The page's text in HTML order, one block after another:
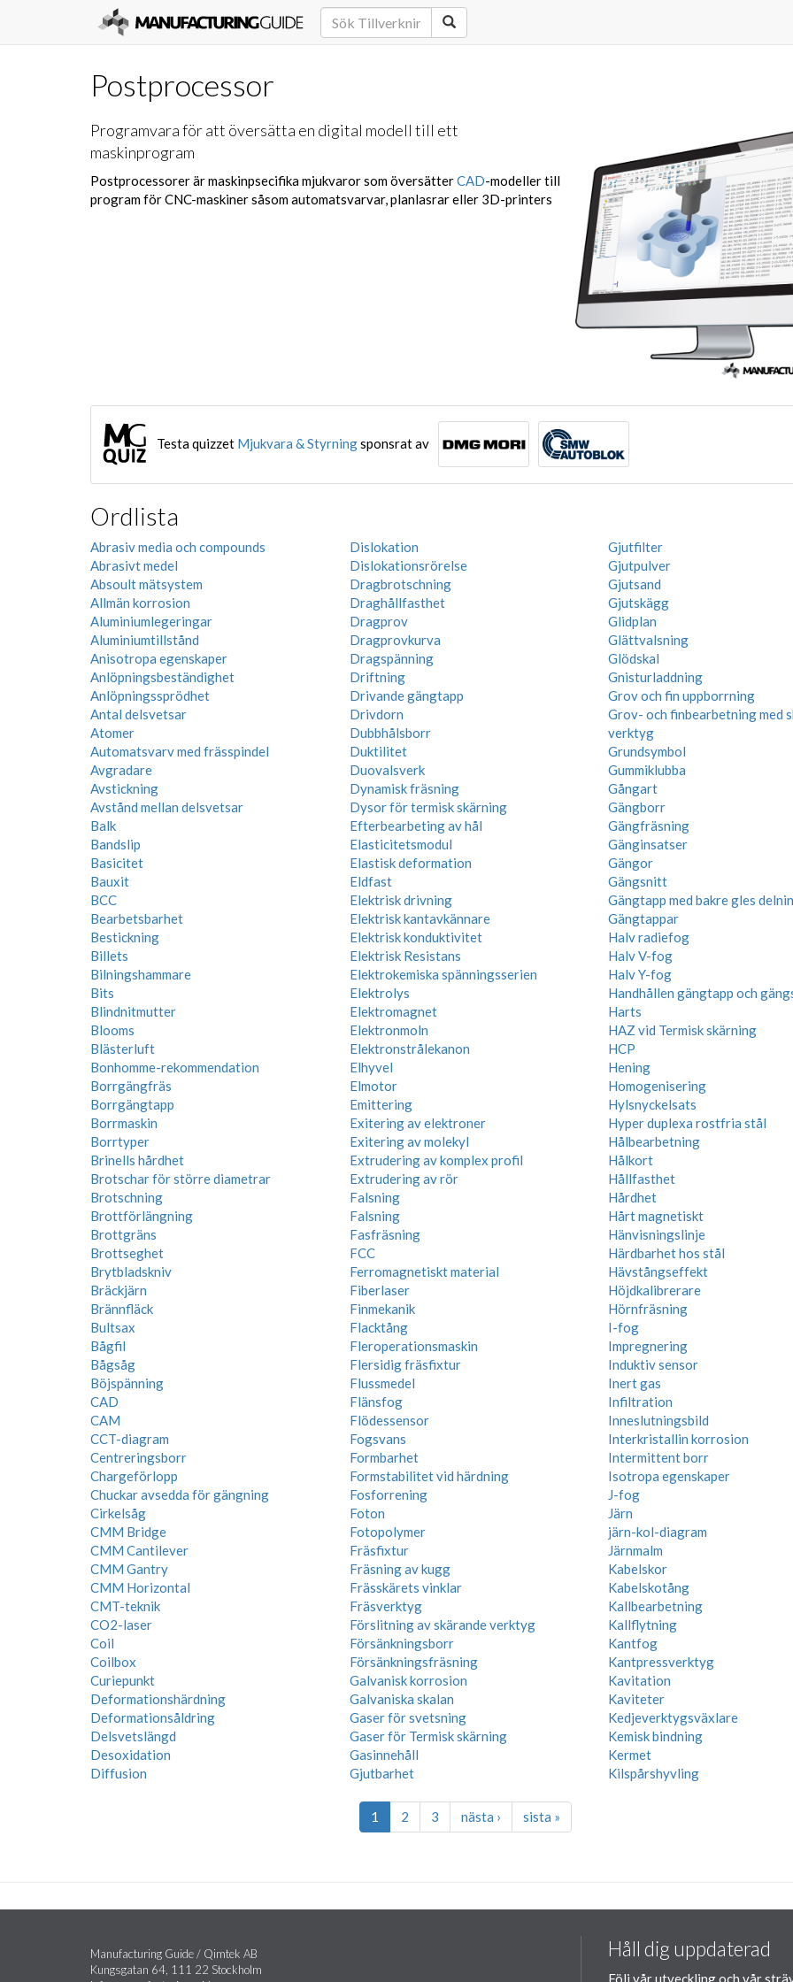
Postprocessor
Programvara för att översätta en digital modell till ett
maskinprogram
Postprocessorer är maskinpsecifika mjukvaror som översätterCAD-modeller till
program för CNC-maskiner såsom automatsvarvar, planlasrar eller 3D-printers
Testa quizzet Mjukvara & Styrningsponsrat av
Ordlista
Abrasiv media och compounds
Abrasivt medel
Absoult mätsystem
Allmän korrosion
Aluminiumlegeringar
Aluminiumtillstånd
Anisotropa egenskaper
Anlöpningsbeständighet
Anlöpningssprödhet
Antal delsvetsar
Atomer
Automatsvarv med frässpindel
Avgradare
Avstickning
Avstånd mellan delsvetsar
Balk
Bandslip
Basicitet
Bauxit
BCC
Bearbetsbarhet
Bestickning
Billets
Bilningshammare
Bits
Blindnitmutter
Blooms
Blästerluft
Bonhomme-rekommendation
Borrgängfräs
Borrgängtapp
Borrmaskin
Borrtyper
Brinells hårdhet
Brotschar för större diametrar
Brotschning
Brottförlängning
Brottgräns
Brottseghet
Brytbladskniv
Bräckjärn
Brännfläck
Bultsax
Bågfil
Bågsåg
Böjspänning
CAD
CAM
CCT-diagram
Centreringsborr
Chargeförlopp
Chuckar avsedda för gängning
Cirkelsåg
CMM Bridge
CMM Cantilever
CMM Gantry
CMM Horizontal
CMT-teknik
CO2-laser
Coil
Coilbox
Curiepunkt
Deformationshärdning
Deformationsåldring
Delsvetslängd
Desoxidation
Diffusion
Dislokation
Dislokationsrörelse
Dragbrotschning
Draghållfasthet
Dragprov
Dragprovkurva
Dragspänning
Driftning
Drivande gängtapp
Drivdorn
Dubbhålsborr
Duktilitet
Duovalsverk
Dynamisk fräsning
Dysor för termisk skärning
Efterbearbeting av hål
Elasticitetsmodul
Elastisk deformation
Eldfast
Elektrisk drivning
Elektrisk kantavkännare
Elektrisk konduktivitet
Elektrisk Resistans
Elektrokemiska spänningsserien
Elektrolys
Elektromagnet
Elektronmoln
Elektronstrålekanon
Elhyvel
Elmotor
Emittering
Exitering av elektroner
Exitering av molekyl
Extrudering av komplex profil
Extrudering av rör
Falsning
Falsning
Fasfräsning
FCC
Ferromagnetiskt material
Fiberlaser
Finmekanik
Flacktång
Fleroperationsmaskin
Flersidig fräsfixtur
Flussmedel
Flänsfog
Flödessensor
Fogsvans
Formbarhet
Formstabilitet vid härdning
Fosforrening
Foton
Fotopolymer
Fräsfixtur
Fräsning av kugg
Frässkärets vinklar
Fräsverktyg
Förslitning av skärande verktyg
Försänkningsborr
Försänkningsfräsning
Galvanisk korrosion
Galvaniska skalan
Gaser för svetsning
Gaser för Termisk skärning
Gasinnehåll
Gjutbarhet
Gjutfilter
Gjutpulver
Gjutsand
Gjutskägg
Glidplan
Glättvalsning
Glödskal
Gnisturladdning
Grov och fin uppborrning
Grov- och finbearbetning med
verktyg
Grundsymbol
Gummiklubba
Gångart
Gängborr
Gängfräsning
Gänginsatser
Gängor
Gängsnitt
Gängtapp med bakre gles
Gängtappar
Halv radiefog
Halv V-fog
Halv Y-fog
Handhållen gängtapp och
Harts
HAZ vid Termisk skärning
HCP
Hening
Homogenisering
Hylsnyckelsats
Hyper duplexa rostfria stål
Hålbearbetning
Hålkort
Hållfasthet
Hårdhet
Hårt magnetiskt
Hänvisningslinje
Härdbarhet hos stål
Hävstångseffekt
Höjdkalibrerare
Hörnfräsning
I-fog
Impregnering
Induktiv sensor
Inert gas
Infiltration
Inneslutningsbild
Interkristallin korrosion
Intermittent borr
Isotropa egenskaper
J-fog
Järn
järn-kol-diagram
Järnmalm
Kabelskor
Kabelskotång
Kallbearbetning
Kallflytning
Kantfog
Kantpressverktyg
Kavitation
Kaviteter
Kedjeverktygsväxlare
Kemisk bindning
Kermet
Kilspårshyvling
1 2 3 nästa › sista »
Manufacturing Guide / Qimtek AB
Kungsgatan 64, 111 22 Stockholm
Håll dig uppdaterad
Följ vår utveckling och vår